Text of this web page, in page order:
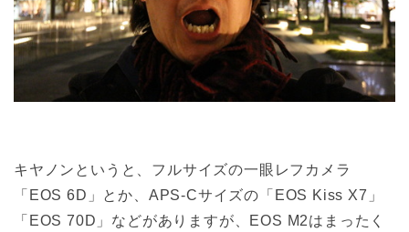
キヤノンというと、フルサイズの一眼レフカメラ
「EOS 6D」とか、APS-Cサイズの「EOS Kiss X7」
「EOS 70D」などがありますが、EOS M2はまったく